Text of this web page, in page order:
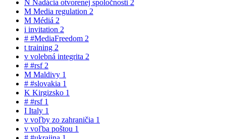
N Nadácia otvorenej spoločnosti 2
M Media regulation 2
M Médiá 2
i invitation 2
# #MediaFreedom 2
t training 2
v volebná integrita 2
# #rsf 2
M Maldivy 1
# #slovakia 1
K Kirgizsko 1
# #rsf 1
I Italy 1
v voľby zo zahraničia 1
v voľba poštou 1